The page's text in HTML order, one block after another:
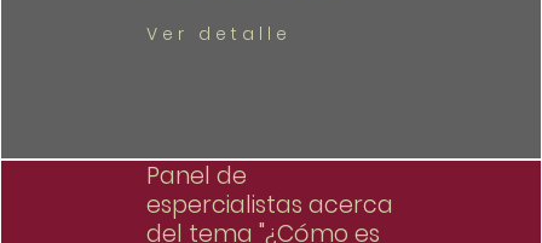
Ver detalle
Panel de
espercialistas acerca
del tema "¿Cómo es